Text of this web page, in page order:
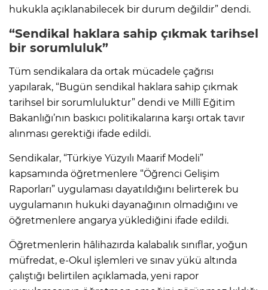
hukukla açıklanabilecek bir durum değildir” dendi.
“Sendikal haklara sahip çıkmak tarihsel
bir sorumluluk”
Tüm sendikalara da ortak mücadele çağrısı
yapılarak, “Bugün sendikal haklara sahip çıkmak
tarihsel bir sorumluluktur” dendi ve Millî Eğitim
Bakanlığı’nın baskıcı politikalarına karşı ortak tavır
alınması gerektiği ifade edildi.
Sendikalar, “Türkiye Yüzyılı Maarif Modeli”
kapsamında öğretmenlere “Öğrenci Gelişim
Raporları” uygulaması dayatıldığını belirterek bu
uygulamanın hukuki dayanağının olmadığını ve
öğretmenlere angarya yüklediğini ifade edildi.
Öğretmenlerin hâlihazırda kalabalık sınıflar, yoğun
müfredat, e-Okul işlemleri ve sınav yükü altında
çalıştığı belirtilen açıklamada, yeni rapor